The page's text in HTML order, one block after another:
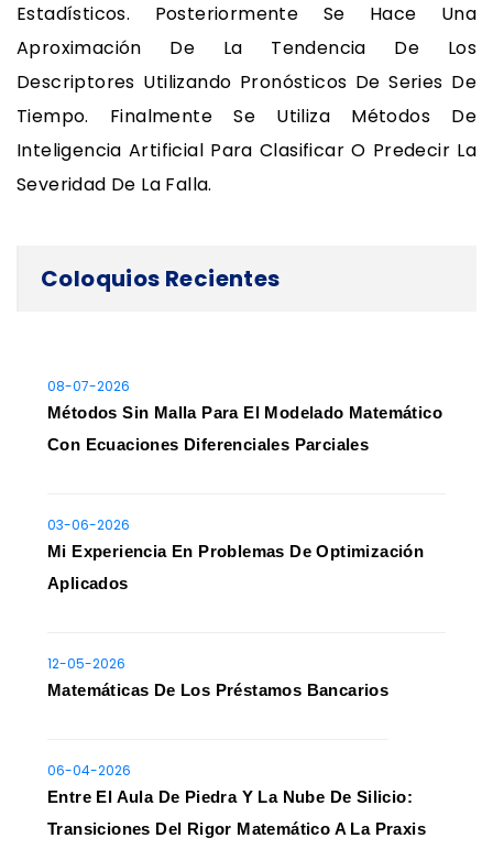
Estadísticos. Posteriormente Se Hace Una
Aproximación De La Tendencia De Los
Descriptores Utilizando Pronósticos De Series De
Tiempo. Finalmente Se Utiliza Métodos De
Inteligencia Artificial Para Clasificar O Predecir La
Severidad De La Falla.
Coloquios Recientes
08-07-2026
Métodos Sin Malla Para El Modelado Matemático
Con Ecuaciones Diferenciales Parciales
03-06-2026
Mi Experiencia En Problemas De Optimización
Aplicados
12-05-2026
Matemáticas De Los Préstamos Bancarios
06-04-2026
Entre El Aula De Piedra Y La Nube De Silicio:
Transiciones Del Rigor Matemático A La Praxis